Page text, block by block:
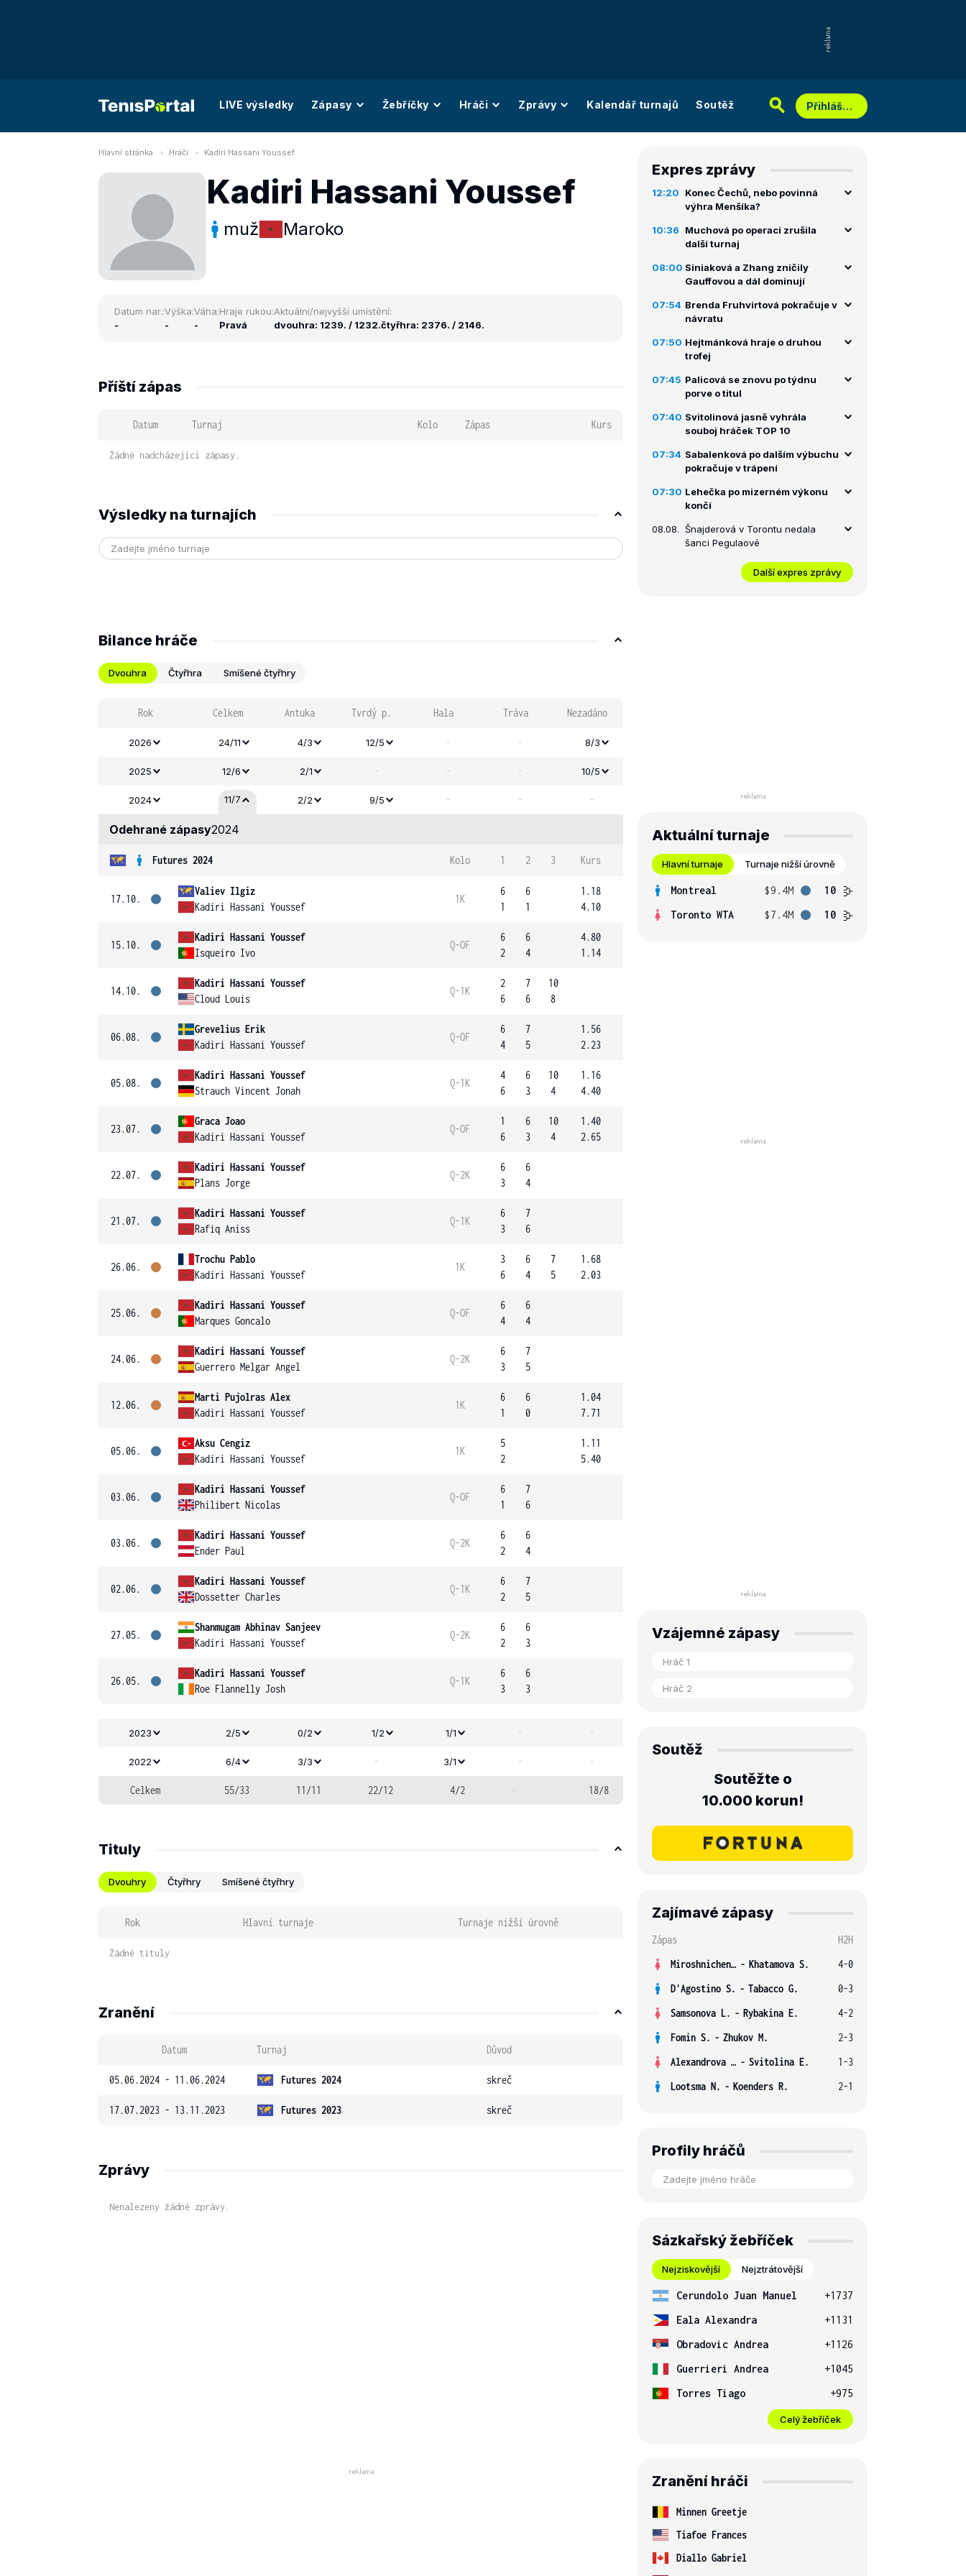
LIVE výsledky Zápasy Žebříčky Hráči Zprávy Kalendář turnajů Soutěž Přihlášení
Hlavní stránka Hráči Kadiri Hassani Youssef
Kadiri Hassani Youssef
muž Maroko
Datum nar.:
-
Výška:
-
Váha:
-
Hraje rukou:
Pravá
Aktuální/nejvyšší umístění:
dvouhra: 1239. / 1232.čtyřhra: 2376. / 2146.
Příští zápas
Datum Turnaj Kolo Zápas Kurs
Žádné nadcházející zápasy.
Výsledky na turnajích
Bilance hráče
Dvouhra Čtyřhra Smíšené čtyřhry
Rok Celkem Antuka Tvrdý p. Hala Tráva Nezadáno
2026 24/11 4/3 12/5 - - 8/3
2025 12/6 2/1 - - - 10/5
2024 11/7 2/2 9/5 - - -
Odehrané zápasy2024
Futures 2024 Kolo 1 2 3 Kurs
17.10.
Valiev Ilgiz
Kadiri Hassani Youssef
1K
6
1
6
1
1.18
4.10
15.10.
Kadiri Hassani Youssef
Isqueiro Ivo
Q-OF
6
2
6
4
4.80
1.14
14.10.
Kadiri Hassani Youssef
Cloud Louis
Q-1K
2
6
7
6
10
8
06.08.
Grevelius Erik
Kadiri Hassani Youssef
Q-OF
6
4
7
5
1.56
2.23
05.08.
Kadiri Hassani Youssef
Strauch Vincent Jonah
Q-1K
4
6
6
3
10
4
1.16
4.40
23.07.
Graca Joao
Kadiri Hassani Youssef
Q-OF
1
6
6
3
10
4
1.40
2.65
22.07.
Kadiri Hassani Youssef
Plans Jorge
Q-2K
6
3
6
4
21.07.
Kadiri Hassani Youssef
Rafiq Aniss
Q-1K
6
3
7
6
26.06.
Trochu Pablo
Kadiri Hassani Youssef
1K
3
6
6
4
7
5
1.68
2.03
25.06.
Kadiri Hassani Youssef
Marques Goncalo
Q-OF
6
4
6
4
24.06.
Kadiri Hassani Youssef
Guerrero Melgar Angel
Q-2K
6
3
7
5
12.06.
Marti Pujolras Alex
Kadiri Hassani Youssef
1K
6
1
6
0
1.04
7.71
05.06.
Aksu Cengiz
Kadiri Hassani Youssef
1K
5
2
1.11
5.40
03.06.
Kadiri Hassani Youssef
Philibert Nicolas
Q-OF
6
1
7
6
03.06.
Kadiri Hassani Youssef
Ender Paul
Q-2K
6
2
6
4
02.06.
Kadiri Hassani Youssef
Dossetter Charles
Q-1K
6
2
7
5
27.05.
Shanmugam Abhinav Sanjeev
Kadiri Hassani Youssef
Q-2K
6
2
6
3
26.05.
Kadiri Hassani Youssef
Roe Flannelly Josh
Q-1K
6
3
6
3
2023 2/5 0/2 1/2 1/1 - -
2022 6/4 3/3 - 3/1 - -
Celkem 55/33 11/11 22/12 4/2 - 18/8
Tituly
Dvouhry Čtyřhry Smíšené čtyřhry
Rok Hlavní turnaje Turnaje nižší úrovně
Žádné tituly
Zranění
Datum Turnaj Důvod
05.06.2024 - 11.06.2024 Futures 2024 skreč
17.07.2023 - 13.11.2023 Futures 2023 skreč
Zprávy
Nenalezeny žádné zprávy.
Expres zprávy
12:20
Konec Čechů, nebo povinná
výhra Menšíka?
10:36
Muchová po operaci zrušila
další turnaj
08:00 Siniaková a Zhang zničily
Gauffovou a dál dominují
07:54 Brenda Fruhvirtová pokračuje v
návratu
07:50 Hejtmánková hraje o druhou
trofej
07:45 Palicová se znovu po týdnu
porve o titul
07:40 Svitolinová jasně vyhrála
souboj hráček TOP 10
07:34 Sabalenková po dalším výbuchu
pokračuje v trápení
07:30 Lehečka po mizerném výkonu
končí
08.08. Šnajderová v Torontu nedala
šanci Pegulaové
Další expres zprávy
Aktuální turnaje
Hlavní turnaje Turnaje nižší úrovně
Montreal $9.4M
10
Toronto WTA
$7.4M 10
Vzájemné zápasy
Soutěž
Soutěžte o
10.000 korun!
Zajímavé zápasy
Zápas
H2H
Miroshnichenko V. - Khatamova S.
4-0
D'Agostino S. - Tabacco G.
0-3
Samsonova L. - Rybakina E.
4-2
Fomin S. - Zhukov M.
2-3
Alexandrova E. - Svitolina E.
1-3
Lootsma N. - Koenders R. 2-1
Profily hráčů
Sázkařský žebříček
Nejziskovější Nejztrátovější
Cerundolo Juan Manuel
+1737
Eala Alexandra
+1131
Obradovic Andrea
+1126
Guerrieri Andrea
+1045
Torres Tiago
+975
Celý žebříček
Zranění hráči
Minnen Greetje
Tiafoe Frances
Diallo Gabriel